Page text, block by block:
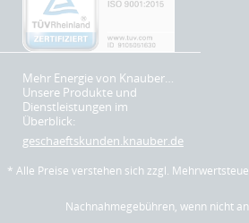
Mehr Energie von Knauber…
Unsere Produkte und
Dienstleistungen im
Überblick:
geschaeftskunden.knauber.de
* Alle Preise verstehen sich zzgl.
Nachnahmegebühren, wenn nicht